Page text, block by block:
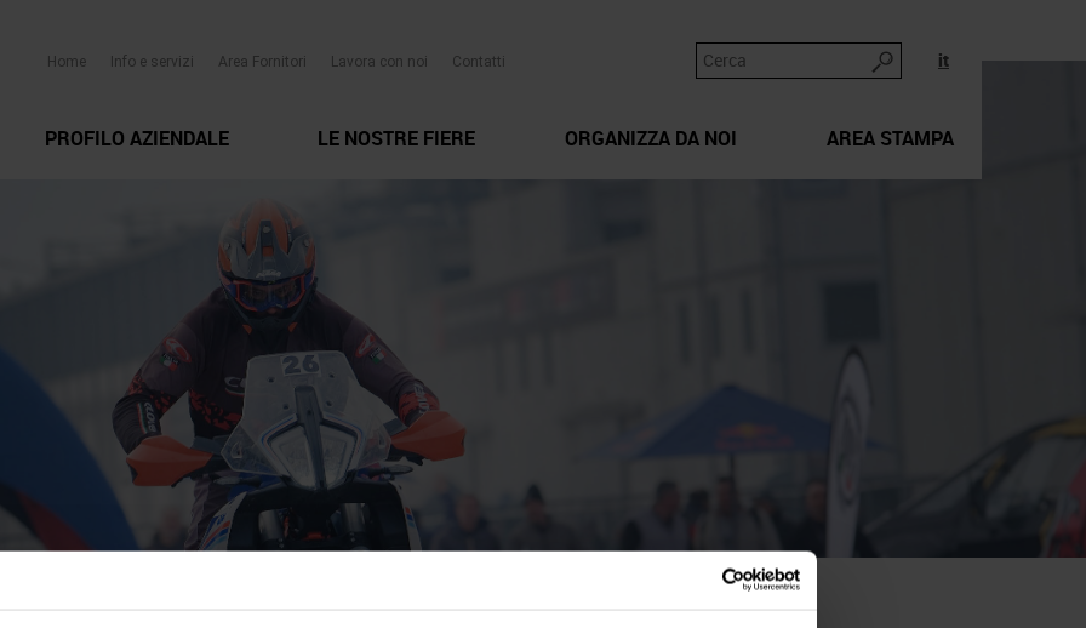
it
Home Info e servizi Area Fornitori Lavora con noi Contatti
PROFILO AZIENDALE LE NOSTRE FIERE ORGANIZZA DA NOI AREA STAMPA
Sei in:News